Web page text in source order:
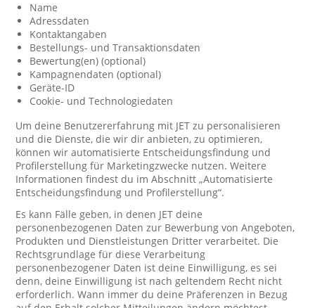
Name
Adressdaten
Kontaktangaben
Bestellungs- und Transaktionsdaten
Bewertung(en) (optional)
Kampagnendaten (optional)
Geräte-ID
Cookie- und Technologiedaten
Um deine Benutzererfahrung mit JET zu personalisieren
und die Dienste, die wir dir anbieten, zu optimieren,
können wir automatisierte Entscheidungsfindung und
Profilerstellung für Marketingzwecke nutzen. Weitere
Informationen findest du im Abschnitt „Automatisierte
Entscheidungsfindung und Profilerstellung“.
Es kann Fälle geben, in denen JET deine
personenbezogenen Daten zur Bewerbung von Angeboten,
Produkten und Dienstleistungen Dritter verarbeitet. Die
Rechtsgrundlage für diese Verarbeitung
personenbezogener Daten ist deine Einwilligung, es sei
denn, deine Einwilligung ist nach geltendem Recht nicht
erforderlich. Wann immer du deine Präferenzen in Bezug